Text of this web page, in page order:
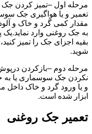
مرحله اول –تمیز کردن جک
تعمیر و یا هواگیری جک
مقدار کمی گرد و خاک و
به جک روغنی وارد نماید.یک
بقیه اجزای جک را تمیز
شوید.
مرحله دوم –بازکردن
نکردن جک سوسماری یا
و یا ورود گرد و خاک داخل
ابزار شده است.
تعمیر جک روغنی